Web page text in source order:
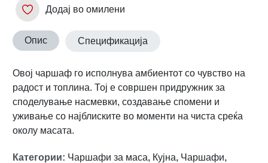
Додај во омилени
Опис Спецификација
Овој чаршаф го исполнува амбиентот со чувство на
радост и топлина. Тој е совршен придружник за
споделување насмевки, создавање спомени и
уживање со најблиските во моменти на чиста среќа
околу масата.
Категории: Чаршафи за маса, Кујна, Чаршафи,